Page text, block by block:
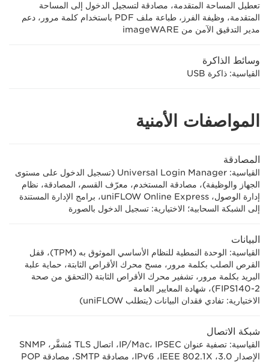
تعطيل المساحة المتقدمة، مصادقة لتسجيل الدخول إلى المساحة
المتقدمة، وظيفة الفرز، طباعة ملف PDF باستخدام كلمة مرور، دعم
مدير التدقيق الآمن من imageWARE
وسائط الذاكرة
القياسية: ذاكرة USB
المواصفات الأمنية
المصادقة
القياسية: Universal Login Manager (تسجيل الدخول على مستوى
الجهاز والوظيفة)، مصادقة المستخدم، معرّف القسم، المصادقة، نظام
إدارة الوصول، uniFLOW Online Express، برامج الإدارة المستندة
إلى الشبكة السحابية؛ الاختيارية: تسجيل الدخول بالصورة
البيانات
القياسية: الوحدة النمطية للنظام الأساسي الموثوق به (TPM)، قفل
القرص الصلب بكلمة مرور، مسح محرك الأقراص الثابتة، حماية علبة
البريد بكلمة مرور، تشفير محرك الأقراص الثابتة (التحقق من صحة
FIPS140-2)، شهادة المعايير العامة
الاختيارية: تفادي فقدان البيانات (يتطلب uniFLOW)
شبكة الاتصال
القياسية: تصفية عنوان IP/Mac، IPSEC، اتصال TLS مُشفَّر، SNMP
الإصدار 3.0، IEEE 802.1X‏، IPv6، مصادقة SMTP، مصادقة POP